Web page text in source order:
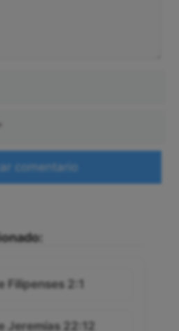
Filipenses 2:1
Jeremías 22:12